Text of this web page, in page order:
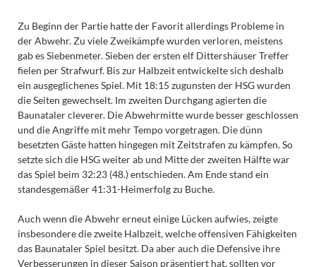
Zu Beginn der Partie hatte der Favorit allerdings Probleme in
der Abwehr. Zu viele Zweikämpfe wurden verloren, meistens
gab es Siebenmeter. Sieben der ersten elf Dittershäuser Treffer
fielen per Strafwurf. Bis zur Halbzeit entwickelte sich deshalb
ein ausgeglichenes Spiel. Mit 18:15 zugunsten der HSG wurden
die Seiten gewechselt. Im zweiten Durchgang agierten die
Baunataler cleverer. Die Abwehrmitte wurde besser geschlossen
und die Angriffe mit mehr Tempo vorgetragen. Die dünn
besetzten Gäste hatten hingegen mit Zeitstrafen zu kämpfen. So
setzte sich die HSG weiter ab und Mitte der zweiten Hälfte war
das Spiel beim 32:23 (48.) entschieden. Am Ende stand ein
standesgemäßer 41:31-Heimerfolg zu Buche.
Auch wenn die Abwehr erneut einige Lücken aufwies, zeigte
insbesondere die zweite Halbzeit, welche offensiven Fähigkeiten
das Baunataler Spiel besitzt. Da aber auch die Defensive ihre
Verbesserungen in dieser Saison präsentiert hat, sollten vor